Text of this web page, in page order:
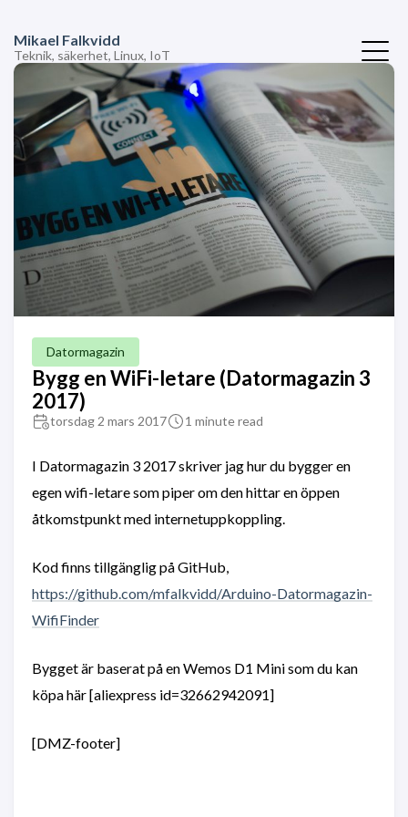
Mikael Falkvidd
Teknik, säkerhet, Linux, IoT
Datormagazin
Bygg en WiFi-letare (Datormagazin 3
2017)
torsdag 2 mars 2017 1 minute read
I Datormagazin 3 2017 skriver jag hur du bygger en
egen wifi-letare som piper om den hittar en öppen
åtkomstpunkt med internetuppkoppling.
Kod finns tillgänglig på GitHub,
https://github.com/mfalkvidd/Arduino-Datormagazin-
WifiFinder
Bygget är baserat på en Wemos D1 Mini som du kan
köpa här [aliexpress id=32662942091]
[DMZ-footer]